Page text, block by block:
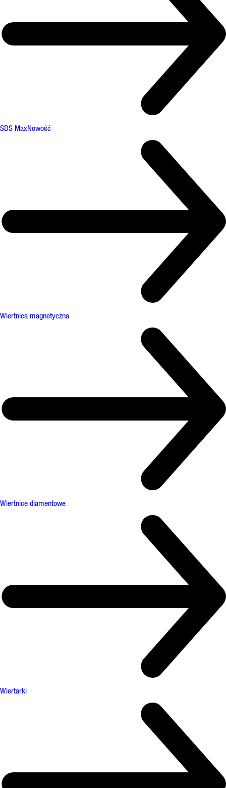
SDS MaxNowość
Wiertnica magnetyczna
Wiertnice diamentowe
Wiertarki